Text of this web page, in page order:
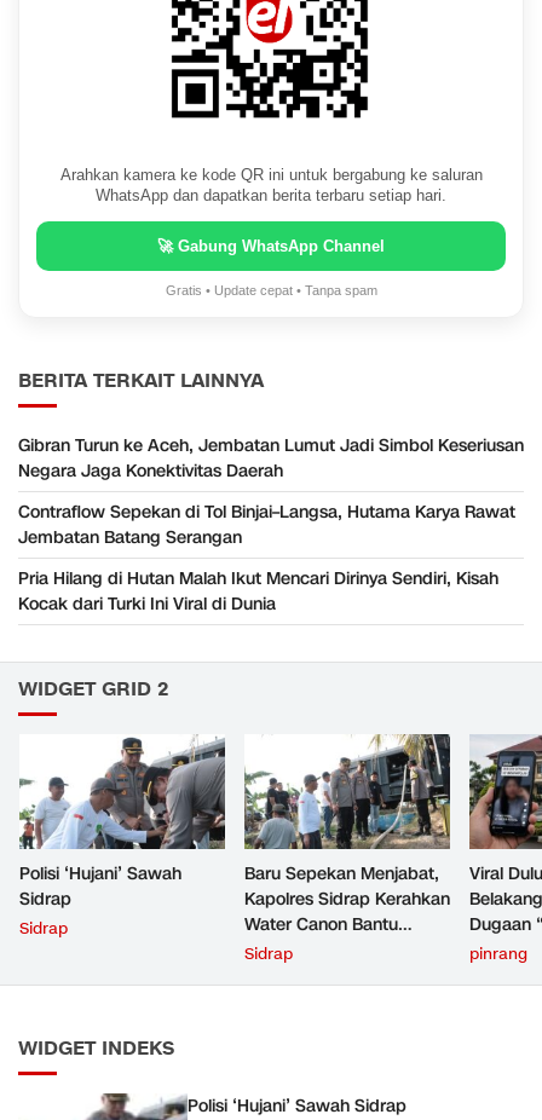
Arahkan kamera ke kode QR ini untuk bergabung ke saluran
WhatsApp dan dapatkan berita terbaru setiap hari.
🚀 Gabung WhatsApp Channel
Gratis • Update cepat • Tanpa spam
BERITA TERKAIT LAINNYA
Gibran Turun ke Aceh, Jembatan Lumut Jadi Simbol Keseriusan
Negara Jaga Konektivitas Daerah
Contraflow Sepekan di Tol Binjai–Langsa, Hutama Karya Rawat
Jembatan Batang Serangan
Pria Hilang di Hutan Malah Ikut Mencari Dirinya Sendiri, Kisah
Kocak dari Turki Ini Viral di Dunia
WIDGET GRID 2
Polisi ‘Hujani’ Sawah
Sidrap
Sidrap
Baru Sepekan Menjabat,
Kapolres Sidrap Kerahkan
Water Canon Bantu
Petani Hadapi Kekeringan
Sidrap
Viral
Dugaan
Pinrang
pinrang
WIDGET INDEKS
Polisi ‘Hujani’ Sawah Sidrap